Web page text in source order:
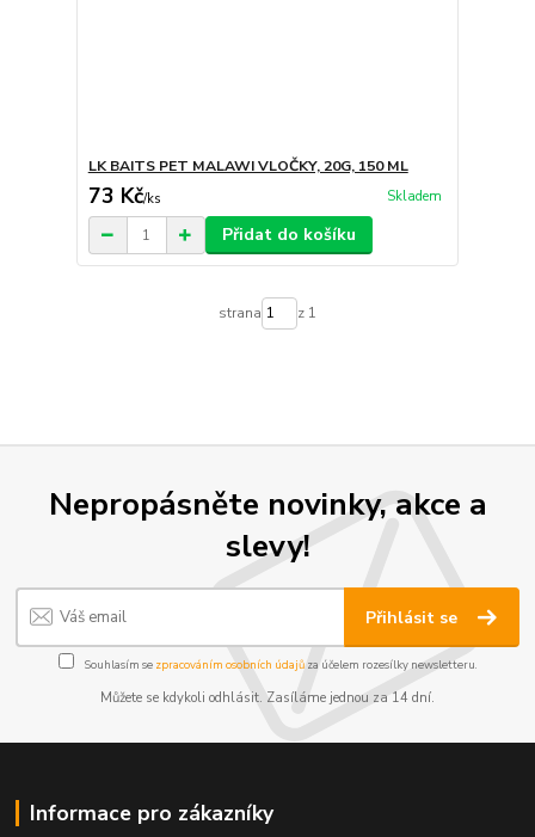
LK BAITS PET MALAWI VLOČKY, 20G, 150 ML
73 Kč/ks Skladem
Přidat do košíku
strana z 1
Nepropásněte novinky, akce a
slevy!
Přihlásit se
Souhlasím se zpracováním osobních údajůza účelem rozesílky newsletteru.
Můžete se kdykoli odhlásit. Zasíláme jednou za 14 dní.
Informace pro zákazníky